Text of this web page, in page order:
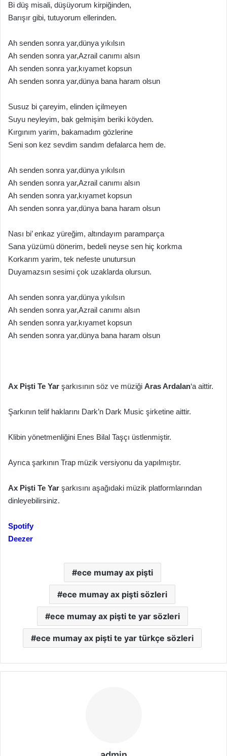
Bi düş misali, düşüyorum kirpiğinden,
Barışır gibi, tutuyorum ellerinden.
Ah senden sonra yar,dünya yıkılsın
Ah senden sonra yar,Azrail canımı alsın
Ah senden sonra yar,kıyamet kopsun
Ah senden sonra yar,dünya bana haram olsun
Susuz bi çareyim, elinden içilmeyen
Suyu neyleyim, bak gelmişim beriki köyden.
Kırgınım yarim, bakamadım gözlerine
Seni son kez sevdim sandım defalarca hem de.
Ah senden sonra yar,dünya yıkılsın
Ah senden sonra yar,Azrail canımı alsın
Ah senden sonra yar,kıyamet kopsun
Ah senden sonra yar,dünya bana haram olsun
Nası bi’ enkaz yüreğim, altındayım paramparça
Sana yüzümü dönerim, bedeli neyse sen hiç korkma
Korkarım yarim, tek nefeste unutursun
Duyamazsın sesimi çok uzaklarda olursun.
Ah senden sonra yar,dünya yıkılsın
Ah senden sonra yar,Azrail canımı alsın
Ah senden sonra yar,kıyamet kopsun
Ah senden sonra yar,dünya bana haram olsun
Ax Pişti Te Yar şarkısının söz ve müziği Aras Ardalan‘a aittir.
Şarkının telif haklarını Dark’n Dark Music şirketine aittir.
Klibin yönetmenliğini Enes Bilal Taşçı üstlenmiştir.
Ayrıca şarkının Trap müzik versiyonu da yapılmıştır.
Ax Pişti Te Yar şarkısını aşağıdaki müzik platformlarından
dinleyebilirsiniz.
Spotify
Deezer
ece mumay ax pişti
ece mumay ax pişti sözleri
ece mumay ax pişti te yar sözleri
ece mumay ax pişti te yar türkçe sözleri